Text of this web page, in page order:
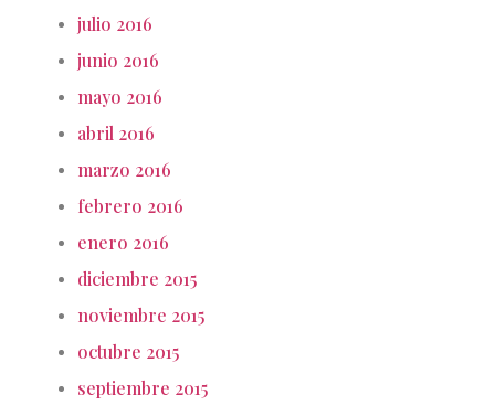
julio 2016
junio 2016
mayo 2016
abril 2016
marzo 2016
febrero 2016
enero 2016
diciembre 2015
noviembre 2015
octubre 2015
septiembre 2015